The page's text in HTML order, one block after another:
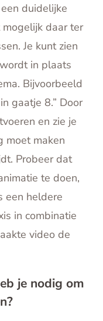
duidelijke
daar ter
Je kunt zien
in plaats
Bijvoorbeeld
gaatje 8.” Door
en zie je
moet maken
Probeer dat
te doen,
een heldere
in combinatie
video de
je nodig om